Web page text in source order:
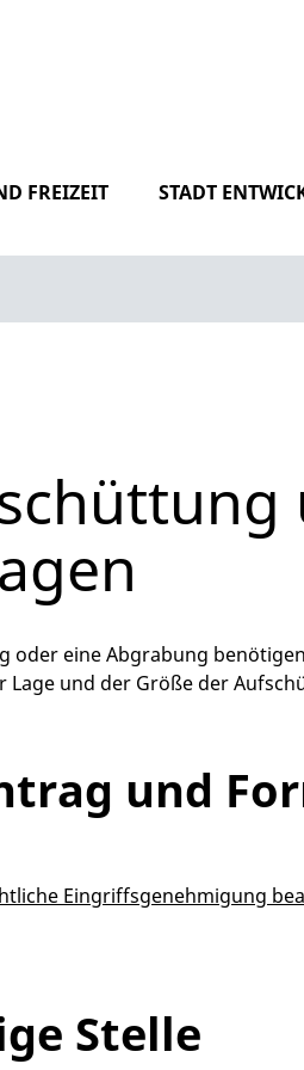
FREIZEIT STADT
oder eine Abgrabung
Lage und der Größe der
und
Eingriffsgenehmigung
Stelle